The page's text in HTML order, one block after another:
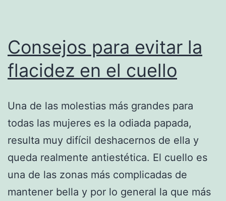
Consejos para evitar la
flacidez en el cuello
Una de las molestias más grandes para
todas las mujeres es la odiada papada,
resulta muy difícil deshacernos de ella y
queda realmente antiestética. El cuello es
una de las zonas más complicadas de
mantener bella y por lo general la que más